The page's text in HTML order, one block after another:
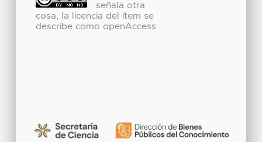
señala otra
cosa, la licencia del ítem se
describe como openAccess